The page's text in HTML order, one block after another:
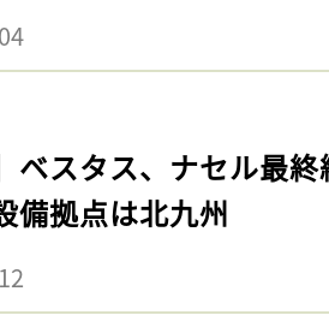
ベスタス、ナセル最
備拠点は北九州